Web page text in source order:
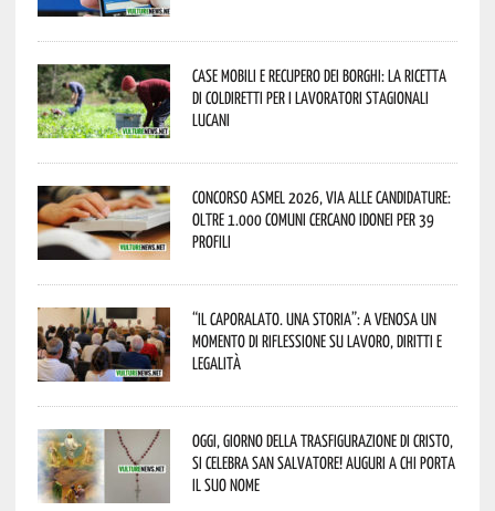
Case mobili e recupero dei borghi: la ricetta
di Coldiretti per i lavoratori stagionali
lucani
Concorso Asmel 2026, via alle candidature:
oltre 1.000 Comuni cercano idonei per 39
profili
“Il caporalato. Una storia”: a Venosa un
momento di riflessione su lavoro, diritti e
legalità
Oggi, giorno della Trasfigurazione di Cristo,
si celebra San Salvatore! Auguri a chi porta
il suo nome